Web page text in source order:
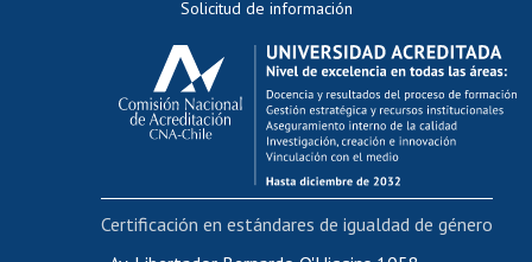
Evaluación docente
Calificación académica
Postulación al AUCAI
Funcionarias/os
Cursos internos de capacitación
Bienestar del personal
Portal de movilidad interna
Certificado de renta
Solicitud de información
Certificación en estándares de igualdad de género